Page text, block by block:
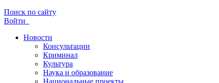
Поиск по сайту
Войти
Новости
Консультации
Криминал
Культура
Наука и образование
Национальные проекты